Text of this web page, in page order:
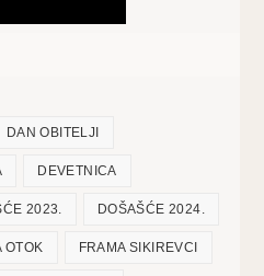
DAN OBITELJI
DEVETNICA
2023. DOŠAŠĆE 2024.
OTOK FRAMA SIKIREVCI